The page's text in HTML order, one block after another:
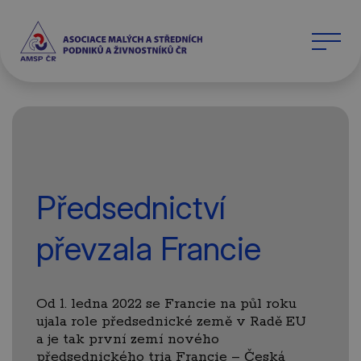
Předsednictví
převzala Francie
Od 1. ledna 2022 se Francie na půl roku
ujala role předsednické země v Radě EU
a je tak první zemí nového
předsednického tria Francie – Česká